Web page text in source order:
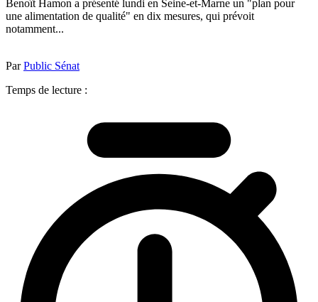
Benoît Hamon a présenté lundi en Seine-et-Marne un "plan pour
une alimentation de qualité" en dix mesures, qui prévoit
notamment...
ParPublic Sénat
Temps de lecture :